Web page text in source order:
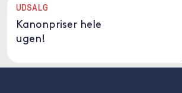
UDSALG
Kanonpriser hele
ugen!